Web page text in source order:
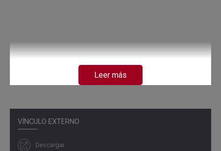
VÍNCULO EXTERNO
Descargar
Leer más